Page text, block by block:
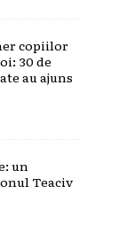
copiilor
30 de
au ajuns
un
Teaciv